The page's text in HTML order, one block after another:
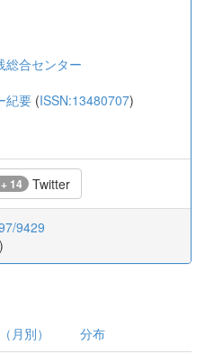
総合センター
紀要 (ISSN:13480707)
14 Twitter
9429
)
月別） 分布